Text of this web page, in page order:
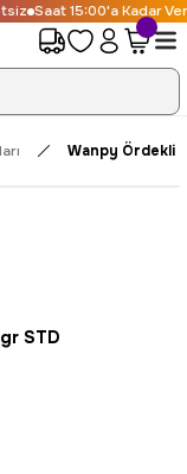
Saat 15:00'a Kadar
Wanpy Ördekli
STD